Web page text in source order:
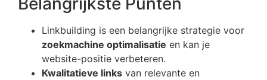
Linkbuilding is een belangrijke strategie voor
zoekmachine optimalisatie en kan je
website-positie verbeteren.
Kwalitatieve links van relevante en